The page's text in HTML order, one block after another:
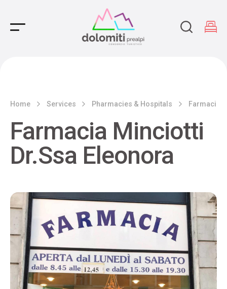
Main Navigation
Home Services Pharmacies & Hospitals Farmacia
Farmacia Minciotti
Dr.Ssa Eleonora